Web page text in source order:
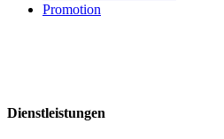
Promotion
Dienstleistungen